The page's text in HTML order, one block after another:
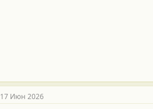
17 Июн 2026